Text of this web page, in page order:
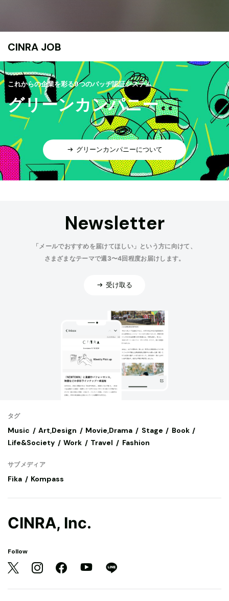
CINRA JOB
これからの企業を彩る9つのバッヂ認証システム
グリーンカンパニー
グリーンカンパニーについて
Newsletter
「メールでおすすめを届けてほしい」という方に向けて、
さまざまなテーマで週3〜4回程度お届けします。
受け取る
タグ
Music Art,Design Movie,Drama Stage
Book
Life&Society
Work Travel Fashion
サブメディア
Fika Kompass
CINRA, Inc.
Follow